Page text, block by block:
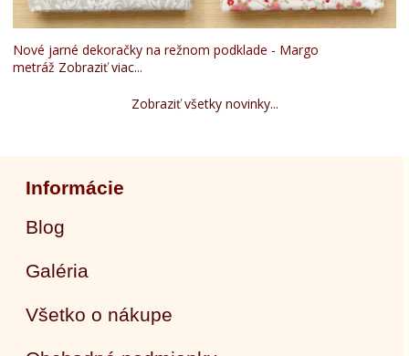
Nové jarné dekoračky na režnom podklade - Margo
metráž Zobraziť viac...
Zobraziť všetky novinky...
Informácie
Blog
Galéria
Všetko o nákupe